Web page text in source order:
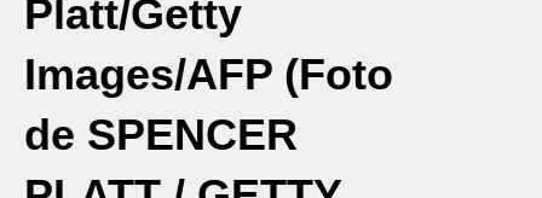
Platt/Getty
Images/AFP (Foto
de SPENCER